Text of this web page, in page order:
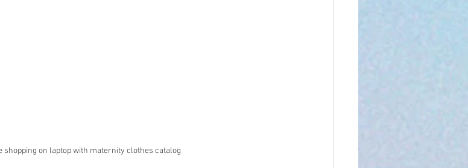
shopping on laptop with maternity clothes catalog